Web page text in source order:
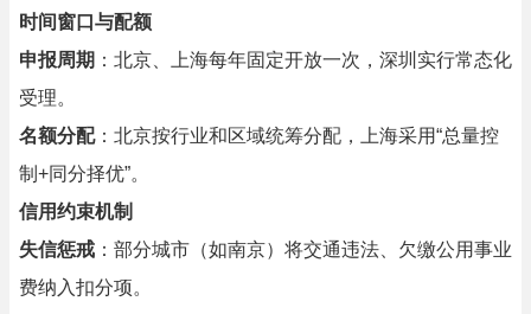
时间窗口与配额
申报周期 ：北京、上海每年固定开放一次，深圳实行常态化
受理。
名额分配：北京按行业和区域统筹分配，上海采用“总量控
制+同分择优”。
信用约束机制
失信惩戒 ：部分城市（如南京）将交通违法、欠缴公用事业
费纳入扣分项。